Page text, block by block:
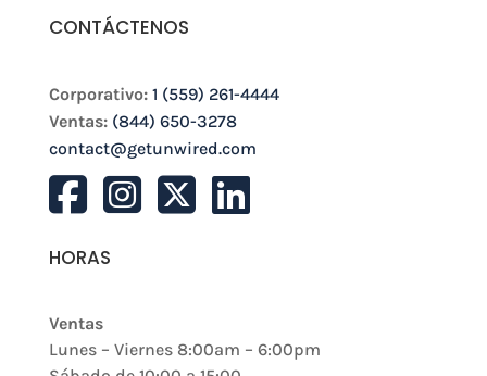
CONTÁCTENOS
Corporativo: 1 (559) 261-4444
Ventas: (844) 650-3278
contact@getunwired.com
HORAS
Ventas
Lunes – Viernes 8:00am – 6:00pm